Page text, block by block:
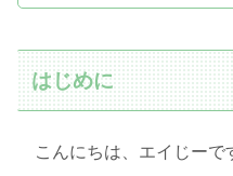
はじめに
こんにちは、エイじーで